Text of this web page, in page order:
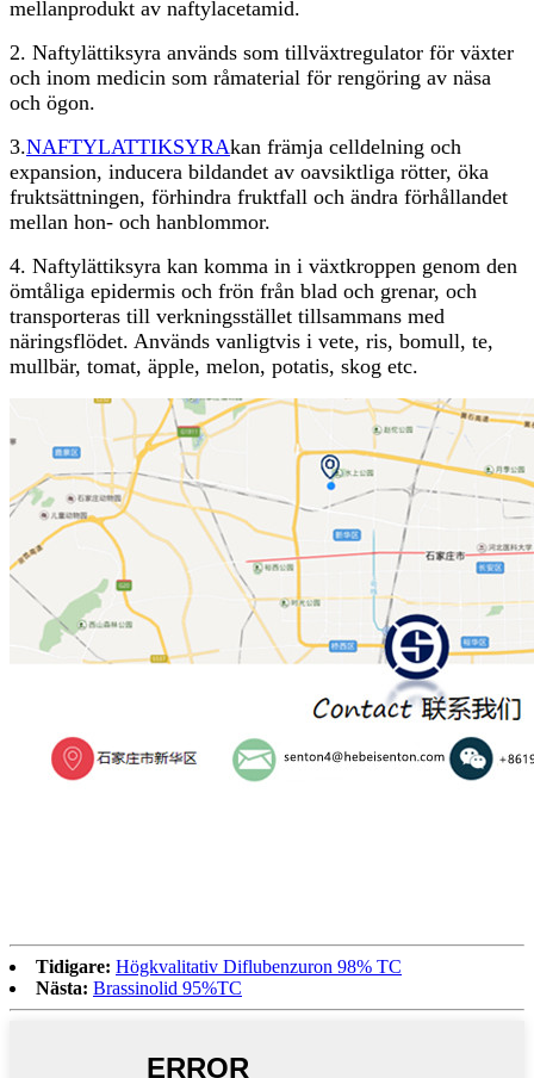
mellanprodukt av naftylacetamid.
2. Naftylättiksyra används som tillväxtregulator för växter
och inom medicin som råmaterial för rengöring av näsa
och ögon.
3.NAFTYLATTIKSYRAkan främja celldelning och
expansion, inducera bildandet av oavsiktliga rötter, öka
fruktsättningen, förhindra fruktfall och ändra förhållandet
mellan hon- och hanblommor.
4. Naftylättiksyra kan komma in i växtkroppen genom den
ömtåliga epidermis och frön från blad och grenar, och
transporteras till verkningsstället tillsammans med
näringsflödet. Används vanligtvis i vete, ris, bomull, te,
mullbär, tomat, äpple, melon, potatis, skog etc.
Tidigare: Högkvalitativ Diflubenzuron 98% TC
Nästa: Brassinolid 95%TC